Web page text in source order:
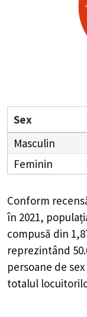
Sex
Masculin
Feminin
Conform
în 2021,
compusă din
reprezintând
persoane de
totalul